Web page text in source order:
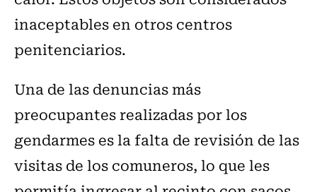
inaceptables en otros centros
penitenciarios.
Una de las denuncias más
preocupantes realizadas por los
gendarmes es la falta de revisión de las
visitas de los comuneros, lo que les